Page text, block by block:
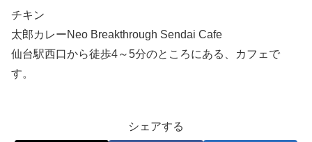
チキン
太郎カレーNeo Breakthrough Sendai Cafe
仙台駅西口から徒歩4～5分のところにある、カフェで
す。
シェアする